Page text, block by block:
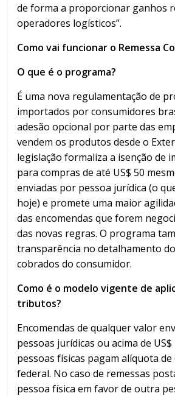
de forma a proporcionar ganhos
operadores logísticos”.
Como vai funcionar o Remessa
O que é o programa?
É uma nova regulamentação de
importados por consumidores
adesão opcional por parte das
vendem os produtos desde o
legislação formaliza a isenção de
para compras de até US$ 50
enviadas por pessoa jurídica (o
hoje) e promete uma maior
das encomendas que forem
das novas regras. O programa
transparência no detalhamento
cobrados do consumidor.
Como é o modelo vigente de
tributos?
Encomendas de qualquer valor
pessoas jurídicas ou acima de
pessoas físicas pagam alíquota
federal. No caso de remessas
pessoa física em favor de outra